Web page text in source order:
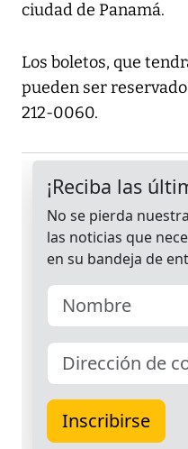
ciudad de Panamá.
Los boletos, que
pueden ser
212-0060.